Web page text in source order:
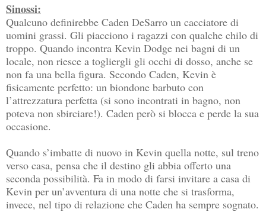
Sinossi:
Qualcuno definirebbe Caden DeSarro un cacciatore di
uomini grassi. Gli piacciono i ragazzi con qualche chilo di
troppo. Quando incontra Kevin Dodge nei bagni di un
locale, non riesce a togliergli gli occhi di dosso, anche se
non fa una bella figura. Secondo Caden, Kevin è
fisicamente perfetto: un biondone barbuto con
l’attrezzatura perfetta (si sono incontrati in bagno, non
poteva non sbirciare!). Caden però si blocca e perde la sua
occasione.
Quando s’imbatte di nuovo in Kevin quella notte, sul treno
verso casa, pensa che il destino gli abbia offerto una
seconda possibilità. Fa in modo di farsi invitare a casa di
Kevin per un’avventura di una notte che si trasforma,
invece, nel tipo di relazione che Caden ha sempre sognato.